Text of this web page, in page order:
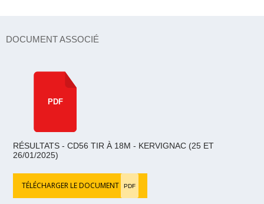
DOCUMENT ASSOCIÉ
PDF
RÉSULTATS - CD56 TIR À 18M - KERVIGNAC (25 ET
26/01/2025)
TÉLÉCHARGER LE DOCUMENT PDF